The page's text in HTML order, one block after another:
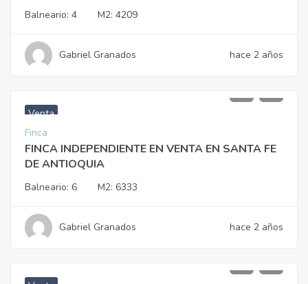
Balneario: 4 M2: 4209
Gabriel Granados hace 2 años
Venta
Finca
FINCA INDEPENDIENTE EN VENTA EN SANTA FE
DE ANTIOQUIA
Balneario: 6 M2: 6333
Gabriel Granados hace 2 años